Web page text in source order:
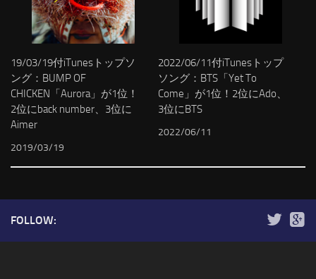
19/03/19付iTunesトップソ
ング：BUMP OF
CHICKEN「Aurora」が1位！
2位にback number、3位に
Aimer
2019/03/19
2022/06/11付iTunesトップ
ソング：BTS「Yet To
Come」が1位！2位にAdo、
3位にBTS
2022/06/11
FOLLOW: